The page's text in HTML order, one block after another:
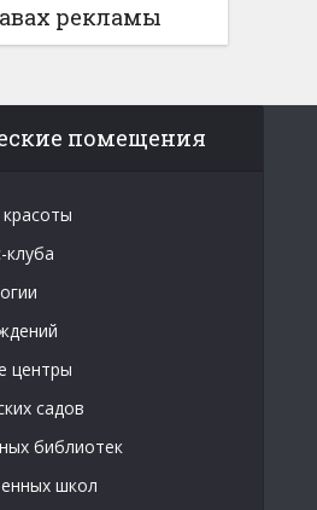
рекламы
помещения
центры
садов
библиотек
школ